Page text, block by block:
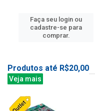
Faça seu login ou
cadastre-se para
comprar.
Produtos até R$20,00
Veja mais